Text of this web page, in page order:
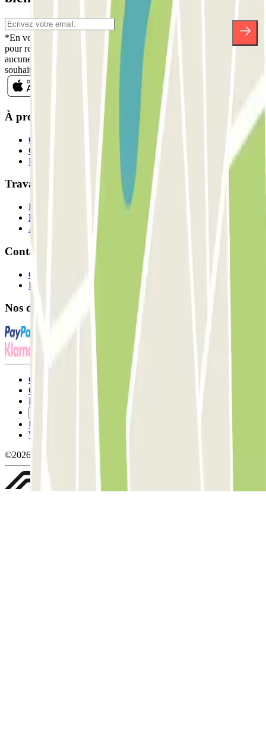
*En vous inscrivant, vous acceptez notre politique de confidentialité
pour recevoir des communications commerciales de Parclick. Sans
aucune obligation, vous pouvez vous désinscrire quand vous le
souhaitez dans la même newsletter.
À propos de Parclick
Qui sommes-nous ?
Comment ça marche?
Nos parkings
Travaillons ensemble?
Professionnels
Fournisseur de parking
Affiliés
Contact
Contactez-nous
FAQ
Nos différents modes de paiement:
Conditions générales d'utilisation et contrat
Conditions d'annulation
Politique relative aux cookies
Politique de confidentialité
Whistleblowing
©2026 Parclick. Tous droits réservés